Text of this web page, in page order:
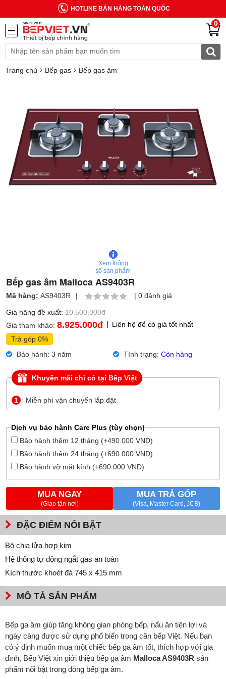
HOTLINE BÁN HÀNG TOÀN QUỐC
0
Trang chủ Bếp gas Bếp gas âm
Xem thông
số sản phẩm
Bếp gas âm Malloca AS9403R
Mã hàng: AS9403R | | 0 đánh giá
Giá hãng đề xuất: 10.500.000đ
Giá tham khảo: 8.925.000đ
Liên hệ để có giá tốt nhất
Trả góp 0%
Bảo hành: 3 năm
Tình trạng: Còn hàng
Khuyến mãi chỉ có tại Bếp Việt
1 Miễn phí vận chuyển lắp đặt
Dịch vụ bảo hành Care Plus (tùy chọn)
Bảo hành thêm 12 tháng (+490.000 VND)
Bảo hành thêm 24 tháng (+690.000 VND)
Bảo hành vỡ mặt kính (+690.000 VND)
MUA NGAY
(Giao tận nơi)
MUA TRẢ GÓP
(Visa, Master Card, JCB)
ĐẶC ĐIỂM NỔI BẬT
Bộ chia lửa hợp kim
Hệ thống tự động ngắt gas an toàn
Kích thước khoét đá 745 x 415 mm
MÔ TẢ SẢN PHẨM
Bếp ga âm giúp tăng không gian phòng bếp, nấu ăn tiện lợi và
ngày càng được sử dụng phổ biến trong căn bếp Việt. Nếu bạn
có ý định muốn mua một chiếc bếp ga âm tốt, thích hợp với gia
đình, Bếp Việt xin giới thiệu bếp ga âm Malloca AS9403R sản
phẩm nổi bật trong dòng bếp ga âm.